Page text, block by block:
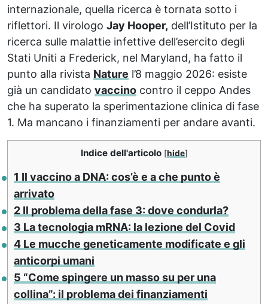
internazionale, quella ricerca è tornata sotto i
riflettori. Il virologo Jay Hooper, dell’Istituto per la
ricerca sulle malattie infettive dell’esercito degli
Stati Uniti a Frederick, nel Maryland, ha fatto il
punto alla rivista Nature l’8 maggio 2026: esiste
già un candidato vaccino contro il ceppo Andes
che ha superato la sperimentazione clinica di fase
1. Ma mancano i finanziamenti per andare avanti.
Indice dell'articolo [hide]
1 Il vaccino a DNA: cos’è e a che punto è
arrivato
2 Il problema della fase 3: dove condurla?
3 La tecnologia mRNA: la lezione del Covid
4 Le mucche geneticamente modificate e gli
anticorpi umani
5 “Come spingere un masso su per una
collina”: il problema dei finanziamenti